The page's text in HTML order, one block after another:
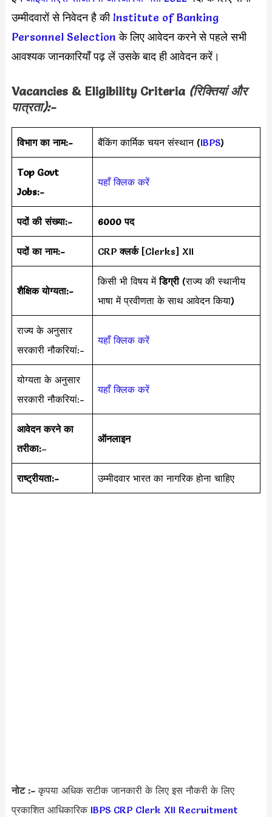
उम्मीदवारों से निवेदन है की Institute of Banking
Personnel Selection के लिए आवेदन करने से पहले सभी
आवश्यक जानकारियाँ पढ़ लें उसके बाद ही आवेदन करें।
Vacancies & Eligibility Criteria (रिक्तियां और
पात्रता):-
विभाग का नाम:- बैंकिंग कार्मिक चयन संस्थान (IBPS)
Top Govt
Jobs:-
यहाँ क्लिक करें
पदों की संख्या:- 6000 पद
पदों का नाम:- CRPक्लर्क[Clerks] XII
शैक्षिक योग्यता:-
किसी भी विषय मेंडिग्री(राज्य की स्थानीय
भाषा में प्रवीणता के साथ आवेदन किया)
राज्य के अनुसार
सरकारी नौकरियां:-
यहाँ क्लिक करें
योग्यता के अनुसार
सरकारी नौकरियां:-
यहाँ क्लिक करें
आवेदन करने का
तरीका:–
ऑनलाइन
राष्ट्रीयता:- उम्मीदवार भारत का नागरिक होना चाहिए
नोट :-कृपया अधिक सटीक जानकारी के लिए इस नौकरी के लिए
प्रकाशित आधिकारिक IBPS CRP Clerk XII Recruitment